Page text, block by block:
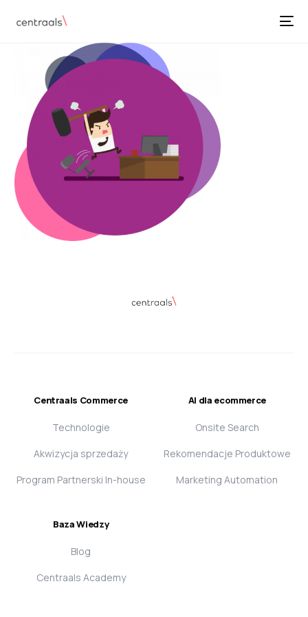
Centraals Commerce
Technologie
Akwizycja sprzedaży
Program Partnerski In-house
AI dla ecommerce
Onsite Search
Rekomendacje Produktowe
Marketing Automation
Baza Wiedzy
Blog
Centraals Academy